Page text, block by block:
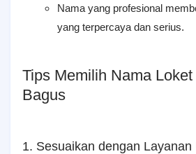
Nama yang profesional
yang terpercaya dan serius.
Tips Memilih Nama
Bagus
1. Sesuaikan dengan Layanan